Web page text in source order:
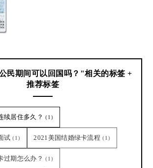
民期间可以回国吗？"相关的标签 +
推荐标签
续居住多久？ (1)
试 (1) 2021美国结婚绿卡流程 (1)
过期怎么办？ (1)